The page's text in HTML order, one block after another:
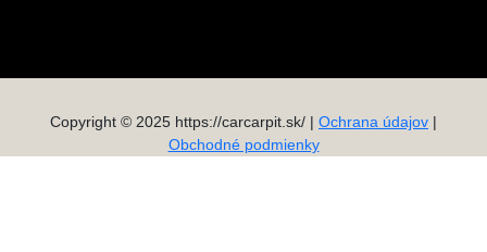
Copyright © 2025 https://carcarpit.sk/ | Ochrana údajov |
Obchodné podmienky